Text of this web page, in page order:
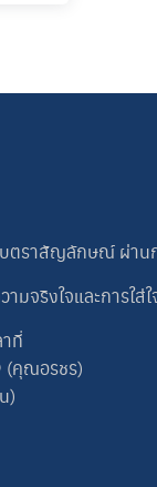
บตราสัญลักษณ์ ผ่าน
จริงใจและการใ
ที่
(คุณอรชร)
)